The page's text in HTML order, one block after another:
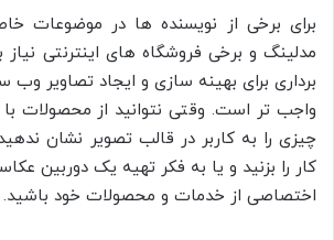
برای برخی از نویسنده ها در موضوعات
مدلینگ و برخی فروشگاه های اینترنتی
برداری برای بهینه سازی و ایجاد تصاویر
واجب تر است. وقتی نتوانید از محصولات
چیزی را به کاربر در قالب تصویر نشان
کار را بزنید و یا به فکر تهیه یک دوربین
اختصاصی از خدمات و محصولات خود باشید.